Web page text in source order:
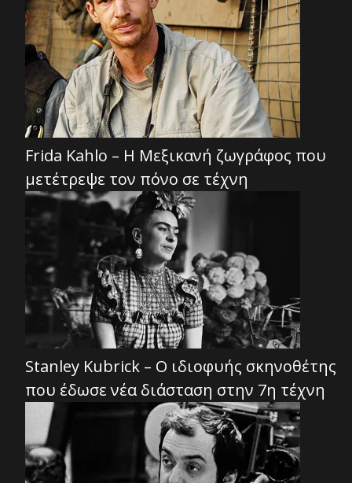
Frida Kahlo – Η Μεξικανή ζωγράφος που
μετέτρεψε τον πόνο σε τέχνη
Stanley Kubrick – Ο ιδιοφυής σκηνοθέτης
που έδωσε νέα διάσταση στην 7η τέχνη